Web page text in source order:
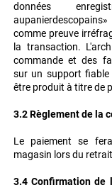
données
comme preuve
la transaction.
commande et des
sur un support
être produit à titre de
3.2 Règlement de la
Le paiement se
magasin lors du
3.4 Confirmation de